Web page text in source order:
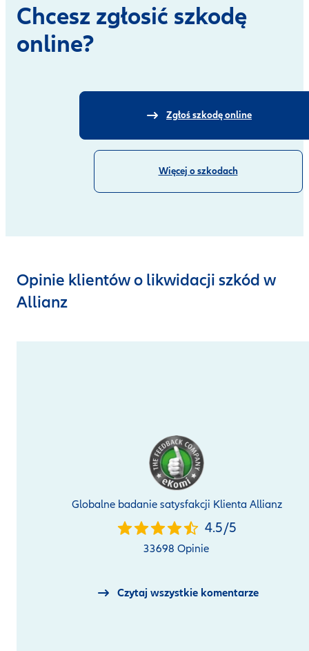
Chcesz zgłosić szkodę
online?
Zgłoś szkodę online
Więcej o szkodach
Opinie klientów o likwidacji szkód w
Allianz
Globalne badanie satysfakcji Klienta Allianz
4.5
star
4.5/5
33698 Opinie
Czytaj wszystkie komentarze